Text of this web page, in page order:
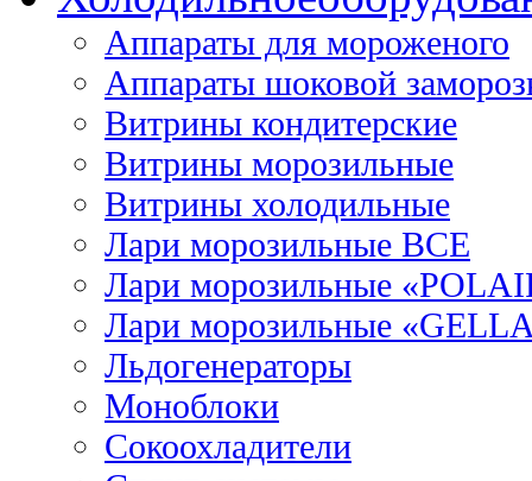
Аппараты для мороженого
Аппараты шоковой
Витрины кондитерские
Витрины морозильные
Витрины холодильные
Лари морозильные ВСЕ
Лари морозильные
Лари морозильные
Льдогенераторы
Моноблоки
Сокоохладители